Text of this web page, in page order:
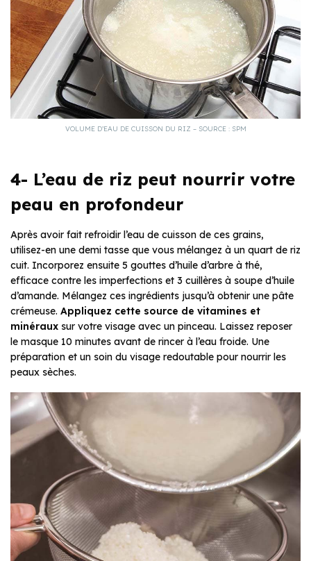
VOLUME D’EAU DE CUISSON DU RIZ – SOURCE : SPM
4- L’eau de riz peut nourrir votre
peau en profondeur
Après avoir fait refroidir l’eau de cuisson de ces grains,
utilisez-en une demi tasse que vous mélangez à un quart de riz
cuit. Incorporez ensuite 5 gouttes d’huile d’arbre à thé,
efficace contre les imperfections et 3 cuillères à soupe d’huile
d’amande. Mélangez ces ingrédients jusqu’à obtenir une pâte
crémeuse. Appliquez cette source de vitamines et
minéraux sur votre visage avec un pinceau. Laissez reposer
le masque 10 minutes avant de rincer à l’eau froide. Une
préparation et un soin du visage redoutable pour nourrir les
peaux sèches.